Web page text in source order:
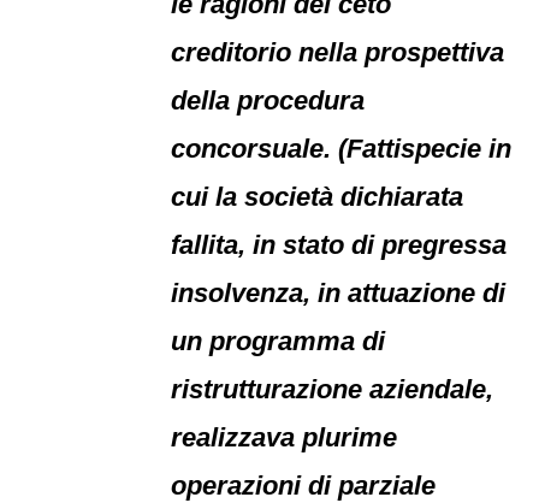
creditorio nella prospettiva
della procedura
concorsuale. (Fattispecie in
cui la società dichiarata
fallita, in stato di pregressa
insolvenza, in attuazione di
un programma di
ristrutturazione aziendale,
realizzava plurime
operazioni di parziale